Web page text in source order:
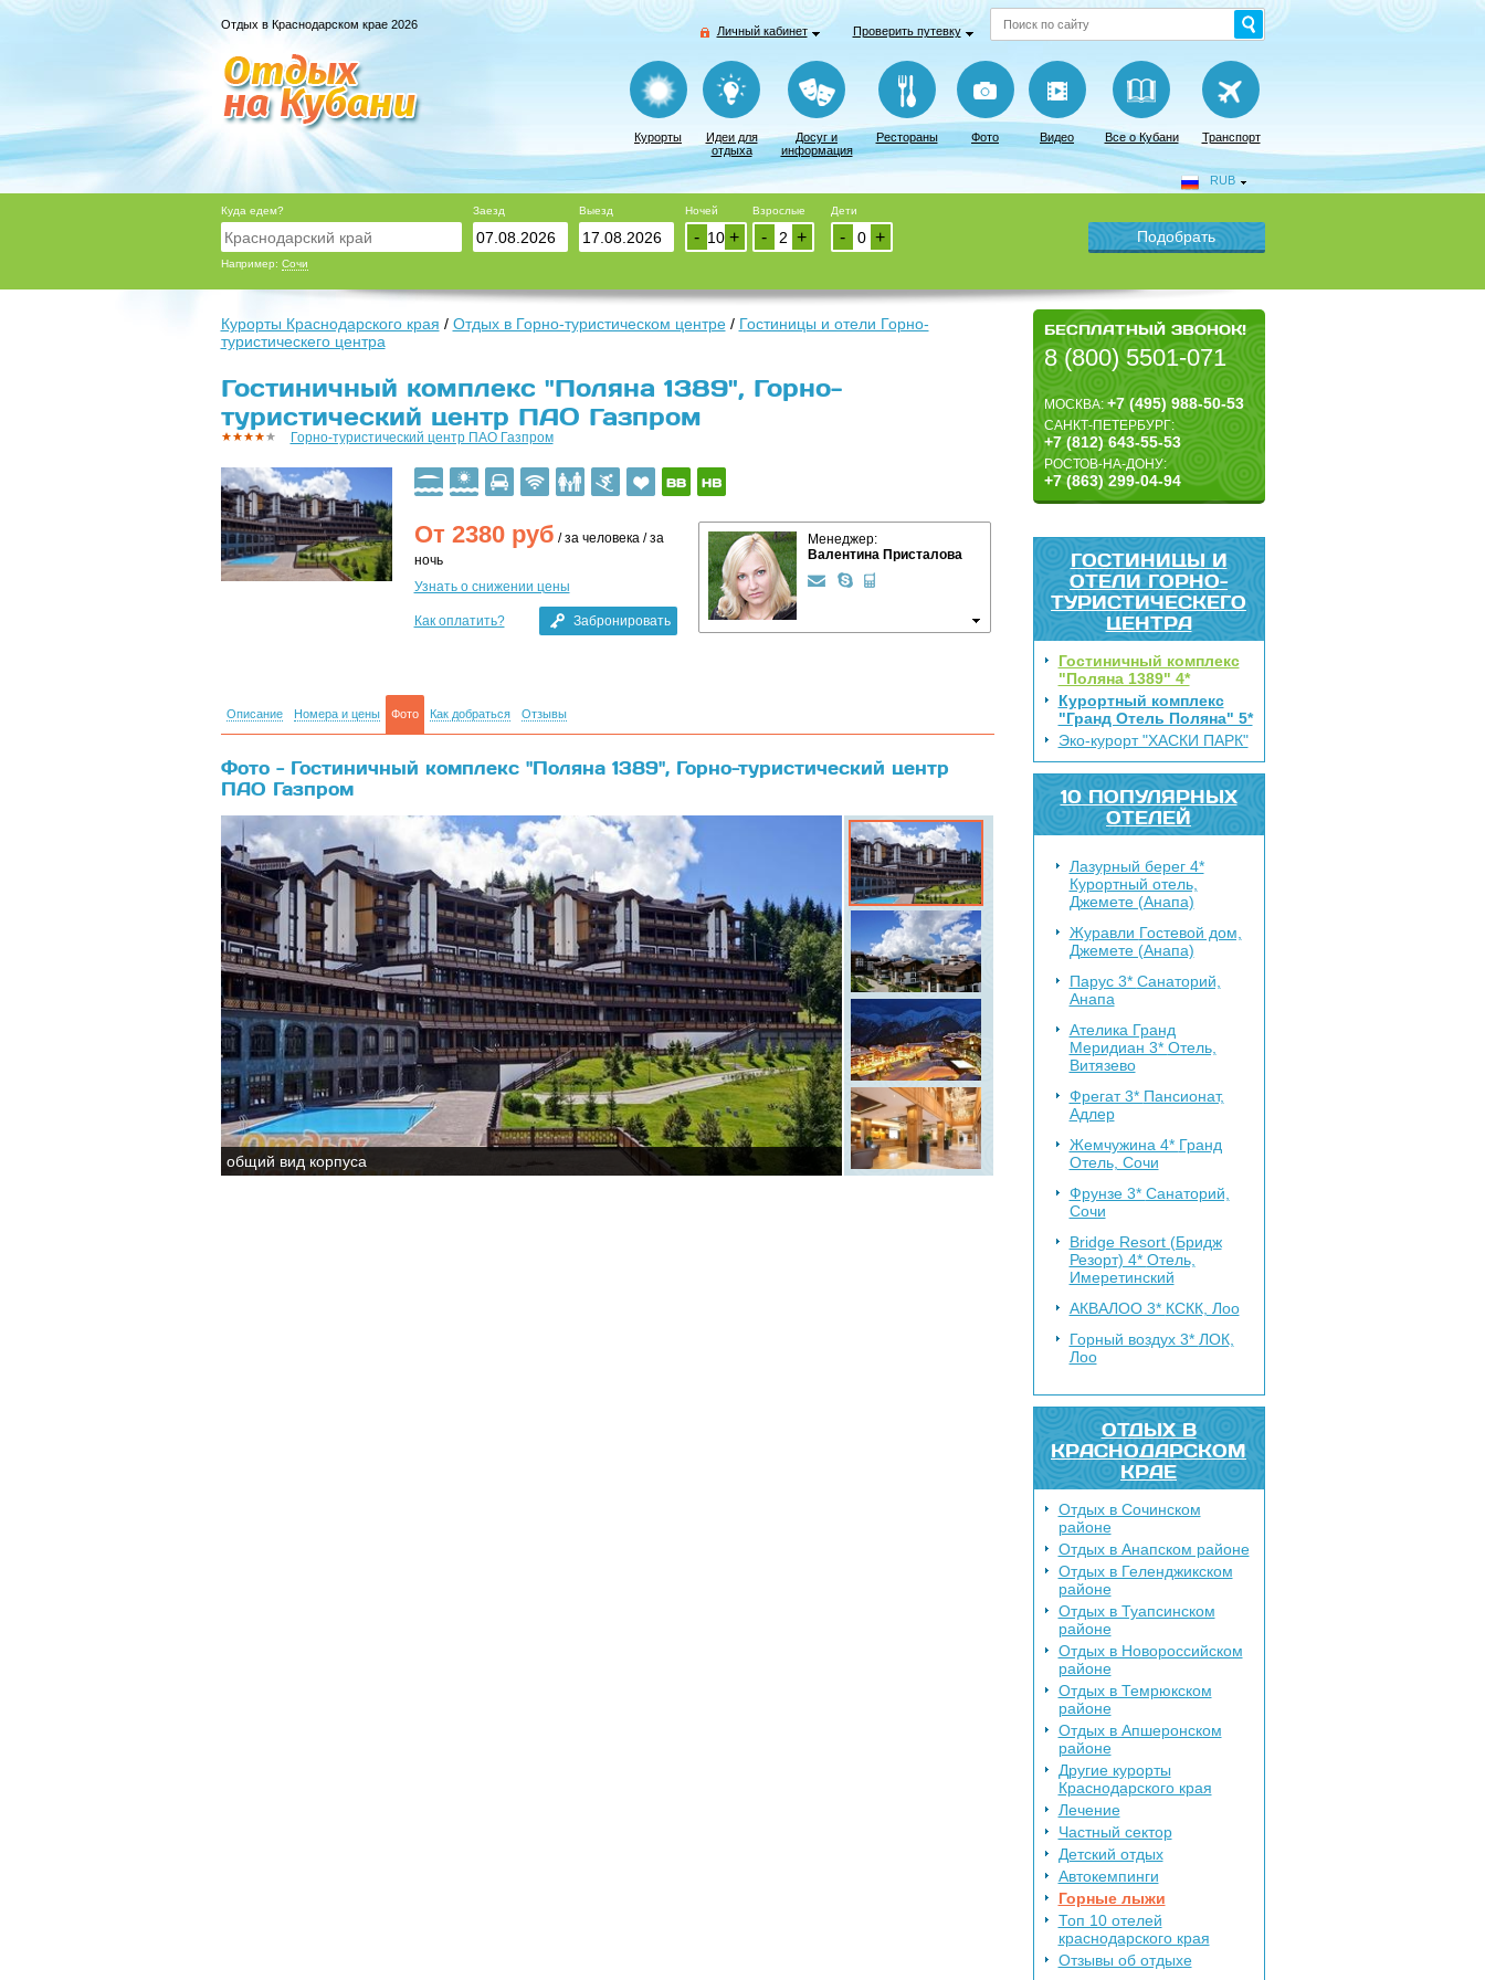
Отдых в Краснодарском крае 2026 Личный кабинет Проверить путевку
Курорты
Идеи для
отдыха
Досуг и
информация
Рестораны Фото Видео Все о Кубани Транспорт
RUB
Куда едем?
Например: Сочи
Заезд Выезд Ночей
+
-
Взрослые
+
-
Дети
+
-
БЕСПЛАТНЫЙ ЗВОНОК!
8 (800) 5501-071
МОСКВА:+7 (495) 988-50-53
САНКТ-ПЕТЕРБУРГ:
+7 (812) 643-55-53
РОСТОВ-НА-ДОНУ:
+7 (863) 299-04-94
ГОСТИНИЦЫ И
ОТЕЛИ ГОРНО-
ТУРИСТИЧЕСКЕГО
ЦЕНТРА
Гостиничный комплекс
"Поляна 1389" 4*
Курортный комплекс
"Гранд Отель Поляна" 5*
Эко-курорт "ХАСКИ ПАРК"
10 ПОПУЛЯРНЫХ
ОТЕЛЕЙ
Лазурный берег 4*
Курортный отель,
Джемете (Анапа)
Журавли Гостевой дом,
Джемете (Анапа)
Парус 3* Санаторий,
Анапа
Ателика Гранд
Меридиан 3* Отель,
Витязево
Фрегат 3* Пансионат,
Адлер
Жемчужина 4* Гранд
Отель, Сочи
Фрунзе 3* Санаторий,
Сочи
Bridge Resort (Бридж
Резорт) 4* Отель,
Имеретинский
АКВАЛОО 3* КСКК, Лоо
Горный воздух 3* ЛОК,
Лоо
ОТДЫХ В
КРАСНОДАРСКОМ
КРАЕ
Отдых в Сочинском
районе
Отдых в Анапском районе
Отдых в Геленджикском
районе
Отдых в Туапсинском
районе
Отдых в Новороссийском
районе
Отдых в Темрюкском
районе
Отдых в Апшеронском
районе
Другие курорты
Краснодарского края
Лечение
Частный сектор
Детский отдых
Автокемпинги
Горные лыжи
Топ 10 отелей
краснодарского края
Отзывы об отдыхе
Курорты Краснодарского края / Отдых в Горно-туристическом центре/ Гостиницы и отели Горно-
туристическего центра
Гостиничный комплекс "Поляна 1389", Горно-
туристический центр ПАО Газпром
Горно-туристический центр ПАО Газпром
От 2380руб / за человека / за
ночь
Узнать о снижении цены
Как оплатить? Забронировать
Менеджер:
Валентина Присталова
Описание Номера и цены Фото Как добраться Отзывы
Фото - Гостиничный комплекс "Поляна 1389", Горно-туристический центр
ПАО Газпром
{banner}
общий вид корпуса